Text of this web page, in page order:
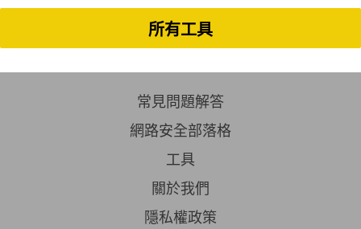
所有工具
常見問題解答
網路安全部落格
工具
關於我們
隱私權政策